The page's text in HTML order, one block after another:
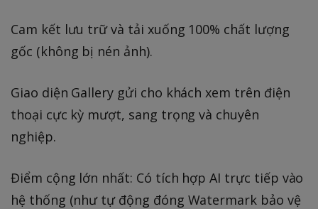
Cam kết lưu trữ và tải xuống 100% chất lượng
gốc (không bị nén ảnh).
Giao diện Gallery gửi cho khách xem trên điện
thoại cực kỳ mượt, sang trọng và chuyên
nghiệp.
Điểm cộng lớn nhất: Có tích hợp AI trực tiếp vào
hệ thống (như tự động đóng Watermark bảo vệ